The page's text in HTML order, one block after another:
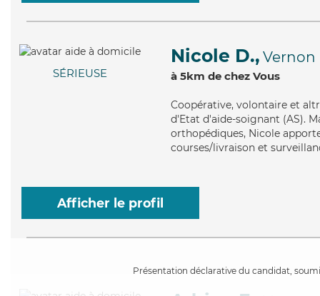
SÉRIEUSE
Nicole D., Vernon
à 5km de chez Vous
Coopérative, volontaire et
d'Etat d'aide-soignant (AS).
orthopédiques, Nicole
courses/livraison et
Afficher le profil
Présentation déclarative du candidat,